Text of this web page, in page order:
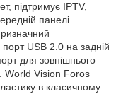
підтримує IPTV,
панелі
USB 2.0 на задній
для зовнішнього
World Vision Foros
в класичному